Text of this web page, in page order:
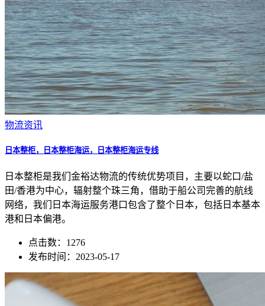
物流资讯
日本整柜，日本整柜海运，日本整柜海运专线
日本整柜是我们金裕达物流的传统优势项目，主要以蛇口/盐
田/香港为中心，辐射整个珠三角，借助于船公司完善的航线
网络，我们日本海运服务港口包含了整个日本，包括日本基本
港和日本偏港。
点击数：1276
发布时间：2023-05-17